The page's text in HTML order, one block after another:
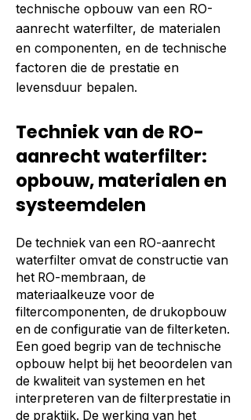
technische opbouw van een RO-
aanrecht waterfilter, de materialen
en componenten, en de technische
factoren die de prestatie en
levensduur bepalen.
Techniek van de RO-
aanrecht waterfilter:
opbouw, materialen en
systeemdelen
De techniek van een RO-aanrecht
waterfilter omvat de constructie van
het RO-membraan, de
materiaalkeuze voor de
filtercomponenten, de drukopbouw
en de configuratie van de filterketen.
Een goed begrip van de technische
opbouw helpt bij het beoordelen van
de kwaliteit van systemen en het
interpreteren van de filterprestatie in
de praktijk. De werking van het